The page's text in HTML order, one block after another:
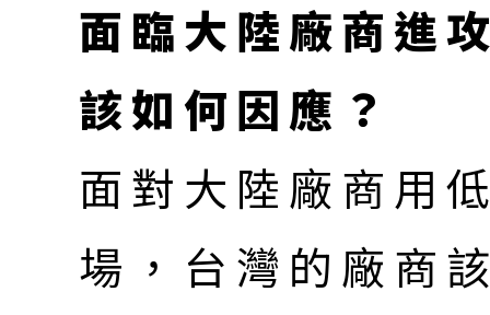
面臨大陸廠商進
該如何因應？
面對大陸廠商用
場，台灣的廠商